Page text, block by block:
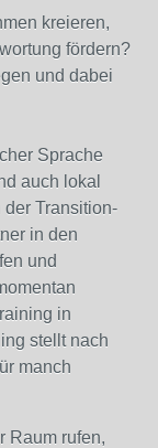
kreieren,
fördern?
und dabei
Sprache
auch lokal
Transition-
in den
und
in
stellt nach
manch
Raum rufen,